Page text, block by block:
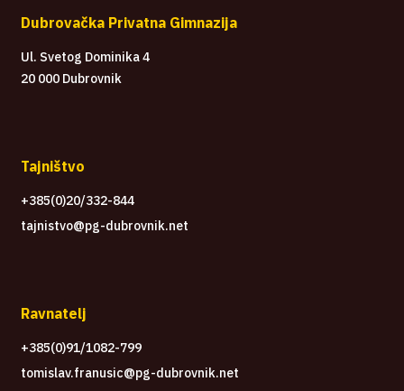
Dubrovačka Privatna Gimnazija
Ul. Svetog Dominika 4
20 000 Dubrovnik
Tajništvo
+385(0)20/332-844
tajnistvo@pg-dubrovnik.net
Ravnatelj
+385(0)91/1082-799
tomislav.franusic@pg-dubrovnik.net